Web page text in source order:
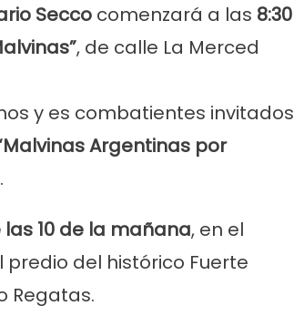
Secco comenzará a las 8:30
, de calle La Merced
y es combatientes invitados
Argentinas por
10 de la mañana, en el
del histórico Fuerte
Regatas.